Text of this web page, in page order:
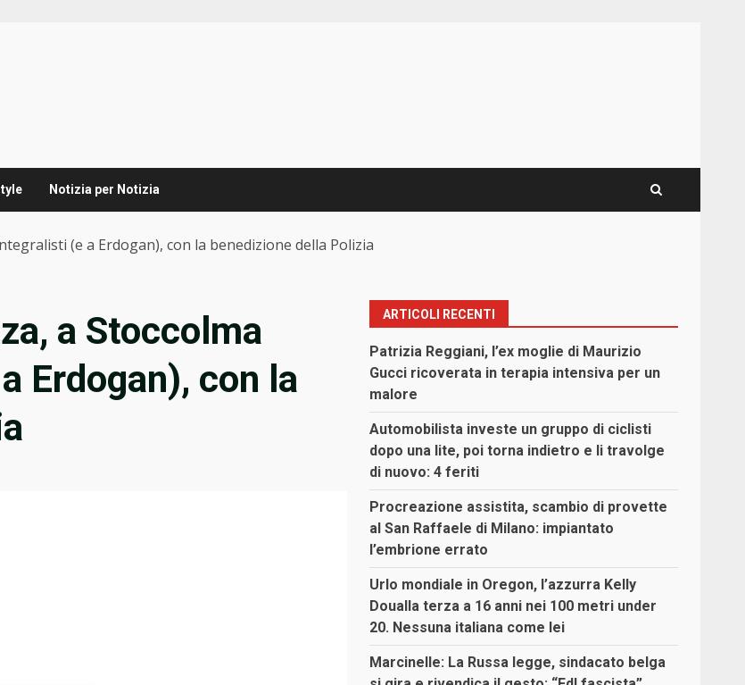
Notizia per Notizia
(e a Erdogan), con la benedizione della Polizia
a Stoccolma
Erdogan), con la
ARTICOLI RECENTI
Patrizia Reggiani, l’ex moglie di Maurizio
Gucci ricoverata in terapia intensiva per un
malore
Automobilista investe un gruppo di ciclisti
dopo una lite, poi torna indietro e li travolge
di nuovo: 4 feriti
Procreazione assistita, scambio di provette
al San Raffaele di Milano: impiantato
l’embrione errato
Urlo mondiale in Oregon, l’azzurra Kelly
Doualla terza a 16 anni nei 100 metri under
20. Nessuna italiana come lei
Marcinelle: La Russa legge, sindacato belga